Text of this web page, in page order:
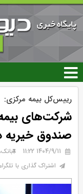
رییس‌کل بیمه مرکزی:
شرکت‌های بیمه
صندوق خیریه
۱۴۰۴/۹/۱۱ 11:22
اشتراک گذاری با